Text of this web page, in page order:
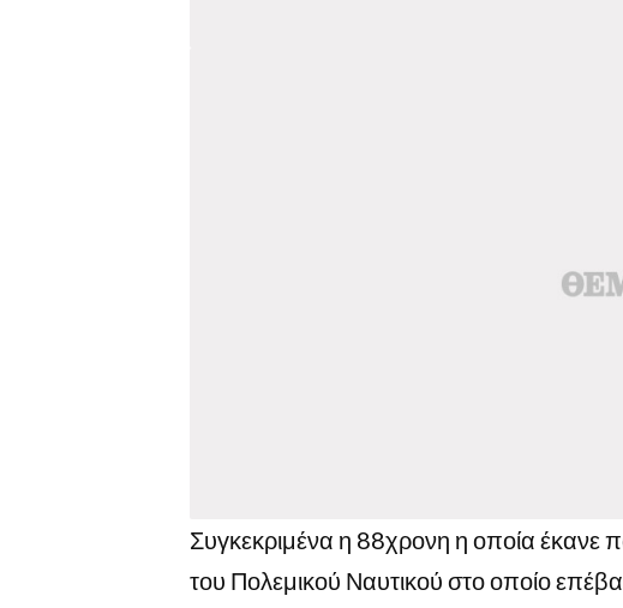
Συγκεκριμένα η 88χρονη η οποία έκανε
του Πολεμικού Ναυτικού στο οποίο